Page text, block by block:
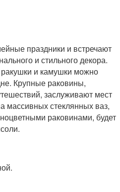
праздники и встречают
и стильного декора.
и камушки можно
Крупные раковины,
заслуживают мест
массивных стеклянных ваз,
раковинами, будет